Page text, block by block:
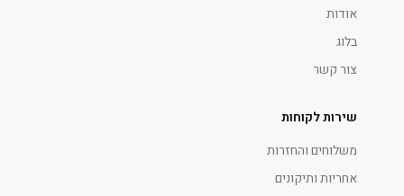
אודות
בלוג
צור קשר
שירות לקוחות
משלוחים והחזרות
אחריות ותיקונים